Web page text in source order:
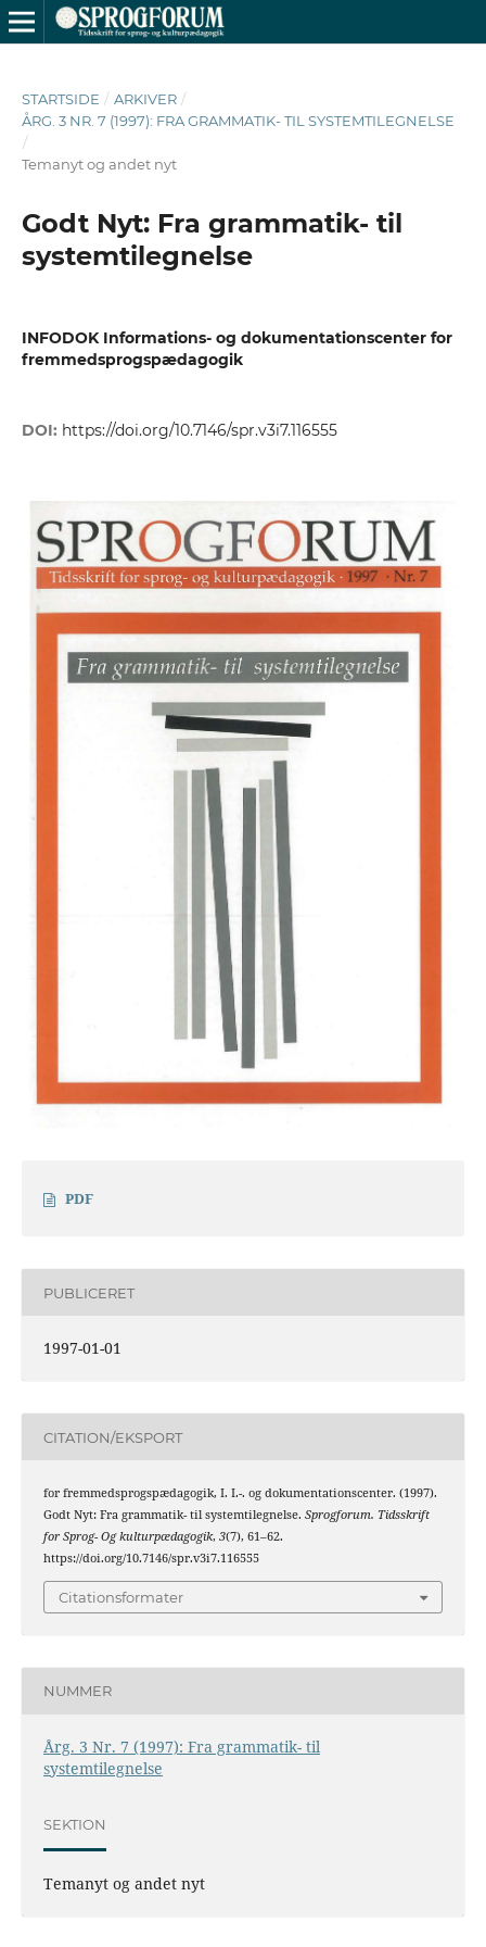
STARTSIDE / ARKIVER /
ÅRG. 3 NR. 7 (1997): FRA GRAMMATIK- TIL SYSTEMTILEGNELSE
/
Temanyt og andet nyt
Godt Nyt: Fra grammatik- til
systemtilegnelse
INFODOK Informations- og dokumentationscenter for
fremmedsprogspædagogik
DOI: https://doi.org/10.7146/spr.v3i7.116555
PDF
PUBLICERET
1997-01-01
CITATION/EKSPORT
for fremmedsprogspædagogik, I. I.-. og dokumentationscenter. (1997).
Godt Nyt: Fra grammatik- til systemtilegnelse. Sprogforum. Tidsskrift
for Sprog- Og kulturpædagogik, 3(7), 61–62.
https://doi.org/10.7146/spr.v3i7.116555
Citationsformater
NUMMER
Årg. 3 Nr. 7 (1997): Fra grammatik- til
systemtilegnelse
SEKTION
Temanyt og andet nyt